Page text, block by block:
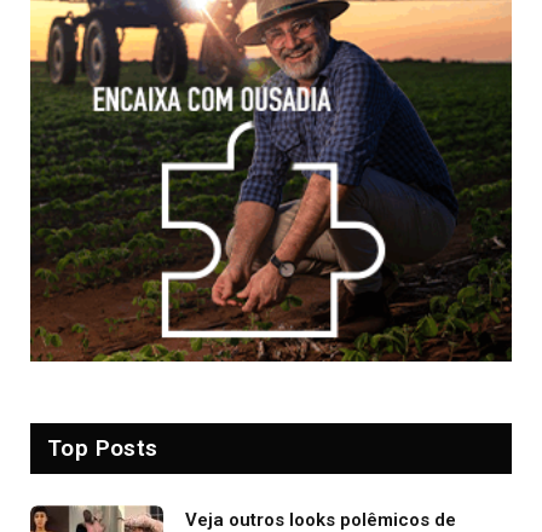
Top Posts
Veja outros looks polêmicos de